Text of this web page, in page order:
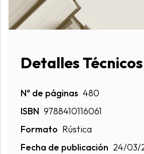
Detalles Técnicos
Nº de páginas 480
ISBN 9788410116061
Formato Rústica
Fecha de publicación 24/03/